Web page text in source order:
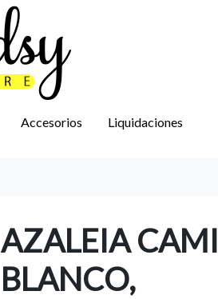
Accesorios Liquidaciones
AZALEIA
BLANCO,